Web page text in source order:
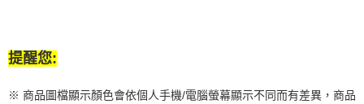
請求用戶進行身份認證。
５．嚴禁一人註冊多個帳號或使用他人資訊註冊。若發現惡意使用之情形，
每筆NT$80，滿NT$290(含以上)免運費
提醒您:
※ 商品圖檔顯示顏色會依個人手機/電腦螢幕顯示不同而有差異，商品